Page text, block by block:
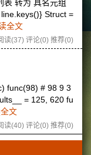
转为 具名元组
Struct =
全文
读(37) 评论(0) 推荐(0)
func(98) # 98 9 3
= 125, 620 fu
文
读(40) 评论(0) 推荐(0)